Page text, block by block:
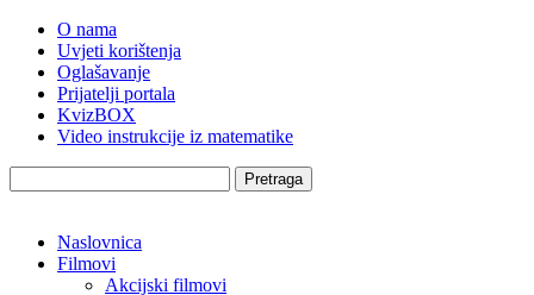
O nama
Uvjeti korištenja
Oglašavanje
Prijatelji portala
KvizBOX
Video instrukcije iz matematike
Pretraga
Naslovnica
Filmovi
Akcijski filmovi